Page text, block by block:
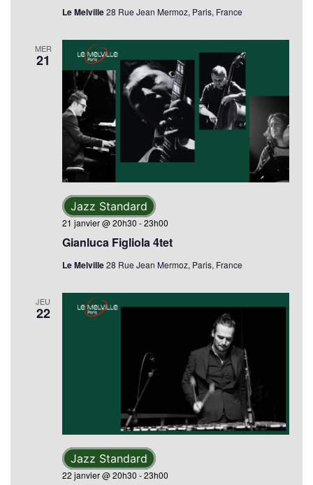
Le Melville28 Rue Jean Mermoz, Paris, France
MER
21
Gianluca Figliola 4tet
21 janvier @ 20h30 -23h00
Jazz Standard
Le Melville28 Rue Jean Mermoz, Paris, France
JEU
22
22 janvier @ 20h30 -23h00
Jazz Standard